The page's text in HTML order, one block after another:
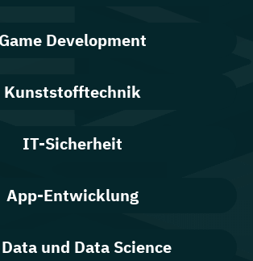
Game Development
Kunststofftechnik
IT-Sicherheit
App-Entwicklung
und Data Science